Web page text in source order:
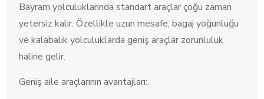
Bayram yolculuklarında standart araçlar çoğu zaman
yetersiz kalır. Özellikle uzun mesafe, bagaj yoğunluğu
ve kalabalık yolculuklarda geniş araçlar zorunluluk
haline gelir.
Geniş aile araçlarının avantajları: